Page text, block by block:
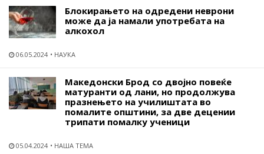
Блокирањето на одредени неврони
може да ја намали употребата на
алкохол
06.05.2024 НАУКА
Македонски Брод со двојно повеќе
матуранти од лани, но продолжува
празнењето на училиштата во
помалите општини, за две децении
трипати помалку ученици
05.04.2024 НАША ТЕМА